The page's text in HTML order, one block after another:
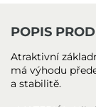
POPIS
Atraktivní
má výhodu
a stabilitě.